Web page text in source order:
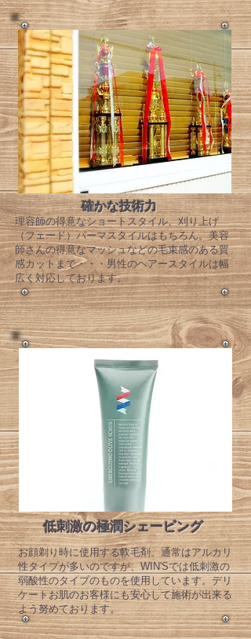
確かな技術力
​理容師の得意なショートスタイル、刈り上げ
（フェード）パーマスタイルはもちろん。美容
師さんの得意なマッシュなどの毛束感のある質
感カットまで・・・男性のヘアースタイルは幅
広く対応しております。
​低刺激の極潤シェービング
​お顔剃り時に使用する軟毛剤。通常はアルカリ
性タイプが多いのですが、WIN'Sでは低刺激の
弱酸性のタイプのものを使用しています。デリ
ケートお肌のお客様にも安心して施術が出来る
よう努めております。